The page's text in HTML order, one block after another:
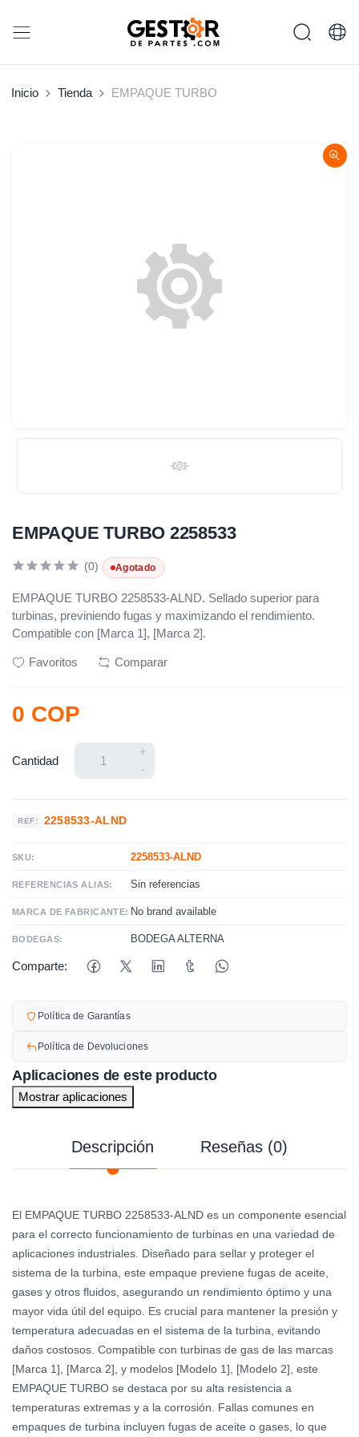
Inicio Tienda EMPAQUE TURBO
EMPAQUE TURBO 2258533
(0) Agotado
EMPAQUE TURBO 2258533-ALND. Sellado superior para
turbinas, previniendo fugas y maximizando el rendimiento.
Compatible con [Marca 1], [Marca 2].
Favoritos Comparar
0 COP
Cantidad
+
-
REF: 2258533-ALND
SKU: 2258533-ALND
REFERENCIAS ALIAS: Sin referencias
MARCA DE FABRICANTE: No brand available
BODEGAS: BODEGA ALTERNA
Comparte:
Política de Garantías
Política de Devoluciones
Aplicaciones de este producto
Mostrar aplicaciones
Descripción Reseñas (0)
El EMPAQUE TURBO 2258533-ALND es un componente esencial
para el correcto funcionamiento de turbinas en una variedad de
aplicaciones industriales. Diseñado para sellar y proteger el
sistema de la turbina, este empaque previene fugas de aceite,
gases y otros fluidos, asegurando un rendimiento óptimo y una
mayor vida útil del equipo. Es crucial para mantener la presión y
temperatura adecuadas en el sistema de la turbina, evitando
daños costosos. Compatible con turbinas de gas de las marcas
[Marca 1], [Marca 2], y modelos [Modelo 1], [Modelo 2], este
EMPAQUE TURBO se destaca por su alta resistencia a
temperaturas extremas y a la corrosión. Fallas comunes en
empaques de turbina incluyen fugas de aceite o gases, lo que